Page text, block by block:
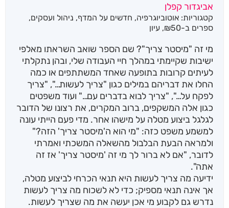
אביגדור קפלן
קטגוריות: אוטוביוגרפיה, חדשים על המדף, ניהול ועסקים,
ספרים ב-₪50
, עיון
מי זה "מיסטר צריך"? שם הספר שואב השראתו מאלפי
ישיבות שקיימתי במהלך חיי העבודה שלי, ובהן נתקלתי
לעיתים קרובות בתופעה שאחד המשתתפים או כמה
החלו את דבריהם במילים כגון "צריך לעשות…", "צריך
לפקח על…", "צריך לבוא בדברים עם…" ועוד משפטים
כגון אלה המשקפים, ברוב המקרים, את רצונו של הדובר
לגלגל ביצוע מטלה על מישהו אחר. מדי פעם הייתי עונה
למשמע משפט כזה: "מי הוא ה'מיסטר צריך' הזה?"
ולמראה הבעת הבלבול מהשאלה המשכתי ואמרתי
לדובר, "אם לא ברור לך מי זה 'מיסטר צריך' אז זה
אתה".
ידיעה מה צריך לעשות היא תנאי הכרחי לביצוע מטלה,
אך אינה תנאי מספיק; כדי לא לשכוח מה צריך לעשות
נדרש גם לקבוע מי אכן יעשה את מה שצריך לעשות.